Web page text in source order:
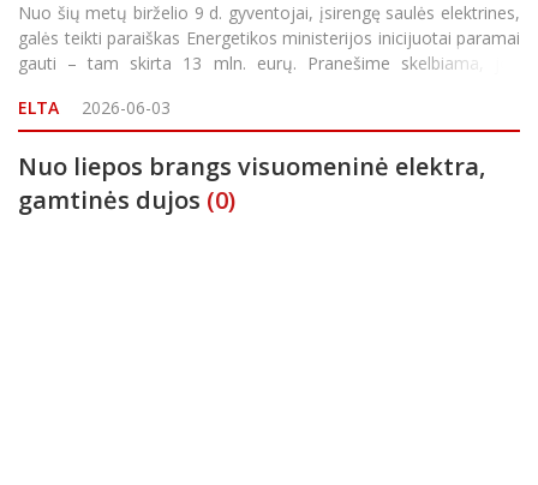
Nuo šių metų birželio 9 d. gyventojai, įsirengę saulės elektrines,
galės teikti paraiškas Energetikos ministerijos inicijuotai paramai
gauti – tam skirta 13 mln. eurų. Pranešime skelbiama, jog
valdymo
ELTA 2026-06-03
Nuo liepos brangs visuomeninė elektra,
gamtinės dujos (0)